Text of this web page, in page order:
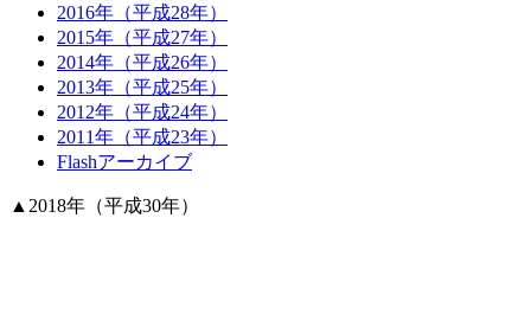
2016年（平成28年）
2015年（平成27年）
2014年（平成26年）
2013年（平成25年）
2012年（平成24年）
2011年（平成23年）
Flashアーカイブ
▲ 2018年（平成30年）